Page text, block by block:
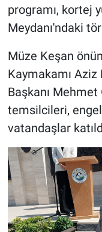
programı, kortej
Meydanı'ndaki
Müze Keşan
Kaymakamı
Başkanı
temsilcileri,
vatandaşlar